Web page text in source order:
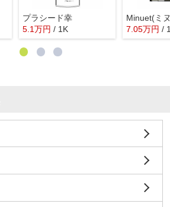
プラシード幸
5.1万円 / 1K
Minuet(ミ
7.05万円 /